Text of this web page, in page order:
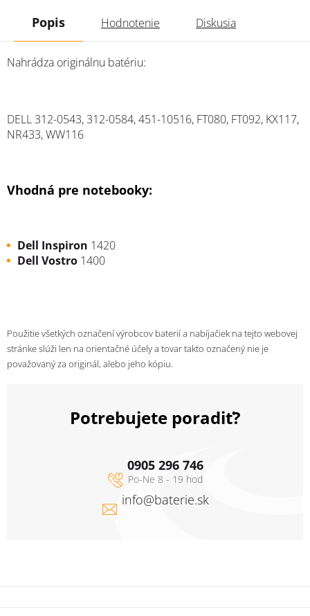
Popis Hodnotenie Diskusia
Nahrádza originálnu batériu:
DELL312-0543, 312-0584, 451-10516, FT080, FT092, KX117,
NR433, WW116
Vhodná pre notebooky:
Dell Inspiron 1420
Dell Vostro 1400
Použitie všetkých označení výrobcov baterií a nabíjačiek na tejto webovej
stránke slúži len na orientačné účely a tovar takto označený nie je
považovaný za originál, alebo jeho kópiu.
Potrebujete poradiť?
info@baterie.sk
0905 296 746